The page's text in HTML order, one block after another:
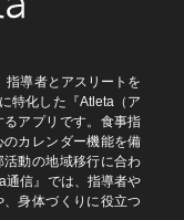
指導者とアスリートを
特化した『Atleta（ア
るアプリです。食事指
カレンダー機能を備
動の地域移行に合わ
通信』では、指導者や
身体づくりに役立つ